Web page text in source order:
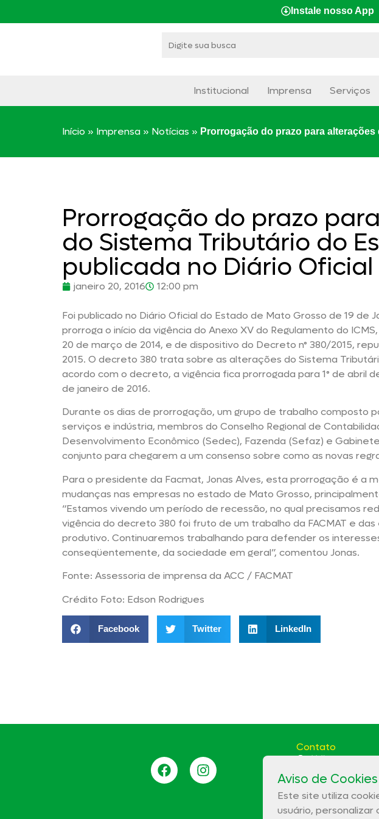
Instale nosso App
Institucional Imprensa Serviços
Início » Imprensa » Notícias » Prorrogação do prazo para
Prorrogação do prazo
do Sistema Tributário do
publicada no Diário Oficial
janeiro 20, 2016 12:00 pm
Foi publicado no Diário Oficial do Estado de Mato Grosso de 19 de
prorroga o início da vigência do Anexo XV do Regulamento do
20 de março de 2014, e de dispositivo do Decreto n° 380/2015,
2015. O decreto 380 trata sobre as alterações do Sistema
acordo com o decreto, a vigência fica prorrogada para 1° de abril
de janeiro de 2016.
Durante os dias de prorrogação, um grupo de trabalho composto
serviços e indústria, membros do Conselho Regional de
Desenvolvimento Econômico (Sedec), Fazenda (Sefaz) e
conjunto para chegarem a um consenso sobre como as novas
Para o presidente da Facmat, Jonas Alves, esta prorrogação é a
mudanças nas empresas no estado de Mato Grosso,
“Estamos vivendo um período de recessão, no qual precisamos
vigência do decreto 380 foi fruto de um trabalho da FACMAT e
produtivo. Continuaremos trabalhando para defender os
conseqüentemente, da sociedade em geral”, comentou Jonas.
Fonte: Assessoria de imprensa da ACC / FACMAT
Crédito Foto: Edson Rodrigues
Facebook Twitter LinkedIn
Contato
(66) 3531-5807
Av. das Itaúbas,
78556-100
Aviso de Cookies
Este site utiliza
usuário,